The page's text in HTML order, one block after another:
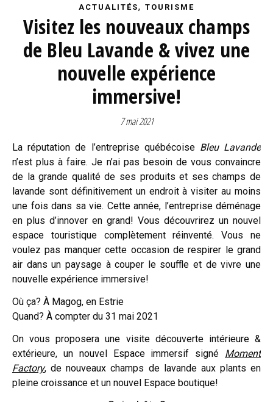
ACTUALITÉS, TOURISME
Visitez les nouveaux champs
de Bleu Lavande & vivez une
nouvelle expérience
immersive!
7 mai 2021
La réputation de l’entreprise québécoise Bleu Lavande
n’est plus à faire. Je n’ai pas besoin de vous convaincre
de la grande qualité de ses produits et ses champs de
lavande sont définitivement un endroit à visiter au moins
une fois dans sa vie. Cette année, l’entreprise déménage
en plus d’innover en grand! Vous découvrirez un nouvel
espace touristique complètement réinventé. Vous ne
voulez pas manquer cette occasion de respirer le grand
air dans un paysage à couper le souffle et de vivre une
nouvelle expérience immersive!
Où ça? À Magog, en Estrie
Quand? À compter du 31 mai 2021
On vous proposera une visite découverte intérieure &
extérieure, un nouvel Espace immersif signé Moment
Factory, de nouveaux champs de lavande aux plants en
pleine croissance et un nouvel Espace boutique!